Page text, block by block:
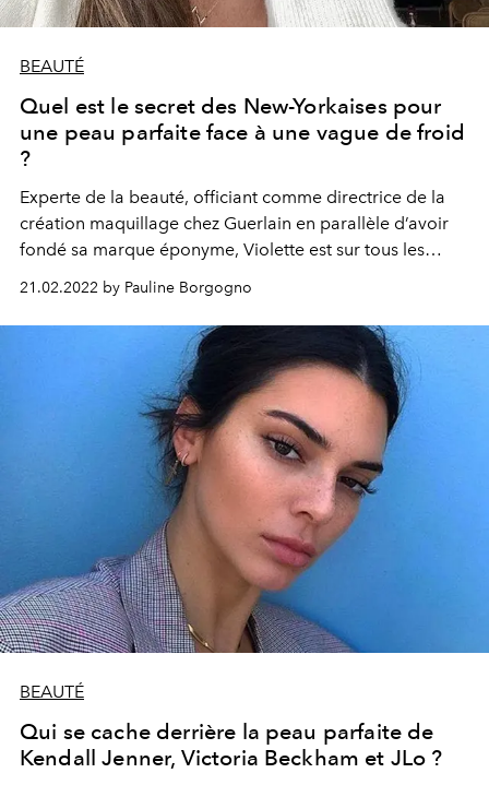
BEAUTÉ
Quel est le secret des New-Yorkaises pour
une peau parfaite face à une vague de froid
?
Experte de la beauté, officiant comme directrice de la
création maquillage chez Guerlain en parallèle d’avoir
fondé sa marque éponyme, Violette est sur tous les
fronts. La jeune Parisienne expatriée à New York en
connaît un rayon concernant le skincare et comment
optimiser le potentiel de sa peau. La preuve avec son
nouveau combo, qui ne saura tarder à devenir votre
nouvelle routine essentielle d’hiver.
21.02.2022 by Pauline Borgogno
BEAUTÉ
Qui se cache derrière la peau parfaite de
Kendall Jenner, Victoria Beckham et JLo ?